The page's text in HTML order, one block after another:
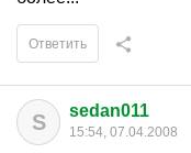
Ответить
S sedan011
15:54, 07.04.2008